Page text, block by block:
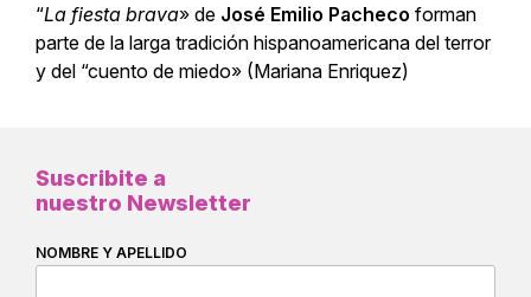
“La fiesta brava» de José Emilio Pacheco forman
parte de la larga tradición hispanoamericana del terror
y del “cuento de miedo» (Mariana Enriquez)
Suscribite a
nuestro Newsletter
NOMBRE Y APELLIDO